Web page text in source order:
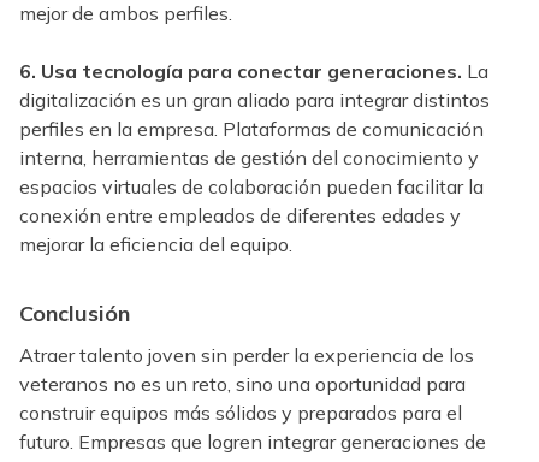
mejor de ambos perfiles.
6. Usa tecnología para conectar generaciones. La
digitalización es un gran aliado para integrar distintos
perfiles en la empresa. Plataformas de comunicación
interna, herramientas de gestión del conocimiento y
espacios virtuales de colaboración pueden facilitar la
conexión entre empleados de diferentes edades y
mejorar la eficiencia del equipo.
Conclusión
Atraer talento joven sin perder la experiencia de los
veteranos no es un reto, sino una oportunidad para
construir equipos más sólidos y preparados para el
futuro. Empresas que logren integrar generaciones de